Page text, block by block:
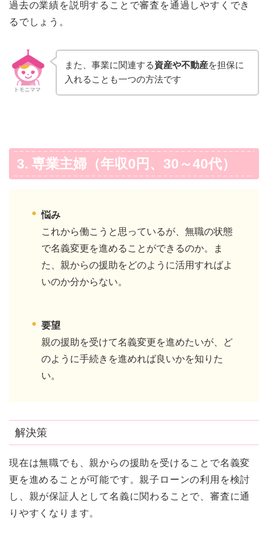
過去の業績を説明することで審査を通過しやすくでき
るでしょう。
トモニママ
また、事業に関連する資産や不動産を担保に
入れることも一つの方法です
3. 専業主婦（年収0円、30～40代）
悩み
これから働こうと思っているが、無職の状態
で名義変更を進めることができるのか。ま
た、親からの援助をどのように活用すればよ
いのか分からない。
要望
親の援助を受けて名義変更を進めたいが、ど
のように手続きを進めれば良いかを知りた
い。
解決策
現在は無職でも、親からの援助を受けることで名義変
更を進めることが可能です。親子ローンの利用を検討
し、親が保証人として名義に関わることで、審査に通
りやすくなります。